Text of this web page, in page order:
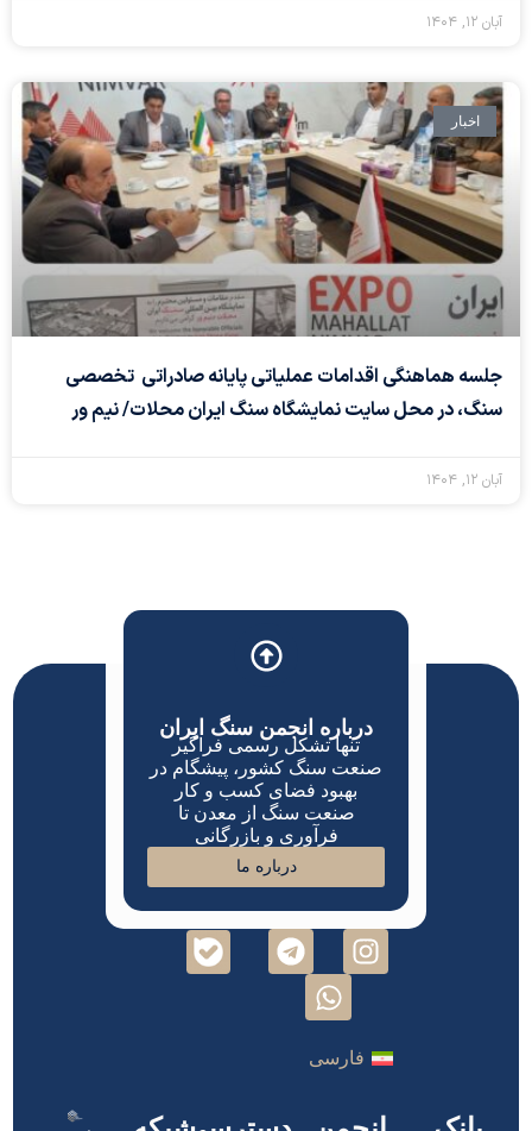
آبان ۱۲, ۱۴۰۴
اخبار
جلسه هماهنگی اقدامات عملیاتی پایانه صادراتی تخصصی
سنگ، در محل سایت نمایشگاه سنگ ایران محلات/ نیم ور
آبان ۱۲, ۱۴۰۴
درباره انجمن سنگ ایران
تنها تشکل رسمی فراگیر
صنعت سنگ کشور، پیشگام در
بهبود فضای کسب و کار
صنعت سنگ از معدن تا
فرآوری و بازرگانی
درباره ما
فارسی